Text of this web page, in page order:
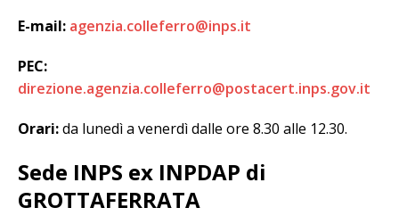
E-mail: agenzia.colleferro@inps.it
PEC:
direzione.agenzia.colleferro@postacert.inps.gov.it
Orari:da lunedì a venerdì dalle ore 8.30 alle 12.30.
Sede INPS ex INPDAP di
GROTTAFERRATA